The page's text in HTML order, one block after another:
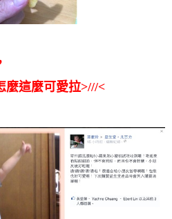
麼這麼可愛拉>///<